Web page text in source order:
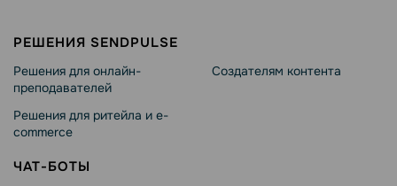
РЕШЕНИЯ SENDPULSE
Решения для онлайн-
преподавателей
Решения для ритейла и e-
commerce
Создателям контента
ЧАТ-БОТЫ